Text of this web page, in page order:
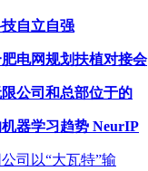
自立自强
电网规划扶植对接会
公司和总部位于的
器学习趋势 NeurIP
司以“大瓦特”输